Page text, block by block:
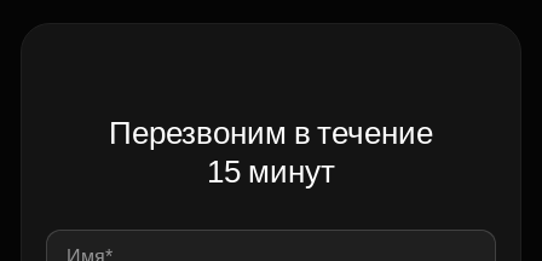
Перезвоним в течение
15 минут